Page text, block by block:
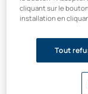
d’architectes
Vous
professionnel
de FabLabs,
pour
comme dans
cliquant sur le
installation en
Tout